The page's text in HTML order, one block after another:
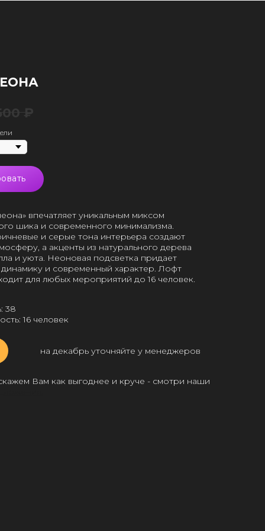
₽
впечатляет уникальным миксом
шика и современного минимализма.
и серые тона интерьера создают
а акценты из натурального дерева
и уюта. Неоновая подсветка придает
динамику и современный характер. Лофт
для любых мероприятий до 16 человек.
38
16 человек
на декабрь уточняйте у менеджеров
Вам как выгоднее и круче - смотри наши